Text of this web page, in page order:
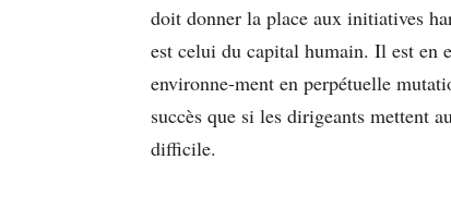
doit donner la place aux initiatives
est celui du capital humain. Il est en
environne-ment en perpétuelle
succès que si les dirigeants mettent
difficile.